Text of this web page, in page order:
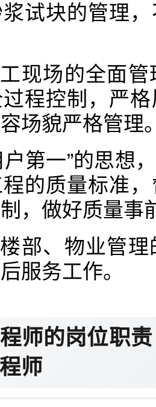
试块的管理
现场的全面
程控制，严
场貌严格管理
户第一”的思想
的质量标准
，做好质量事
部、物业管
服务工作。
师的岗位职
师